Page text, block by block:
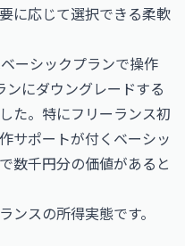
に応じて選択できる柔軟
ーシックプランで操作
にダウングレードする
た。特にフリーランス初
サポートが付くベーシッ
数千円分の価値があると
ンスの所得実態です。